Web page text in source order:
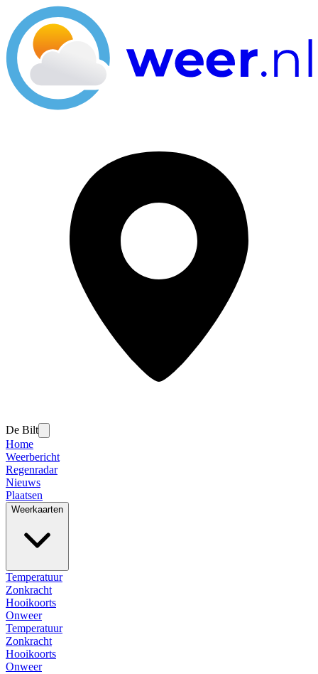
De Bilt
Home
Weerbericht
Regenradar
Nieuws
Plaatsen
Weerkaarten
Temperatuur
Zonkracht
Hooikoorts
Onweer
Temperatuur
Zonkracht
Hooikoorts
Onweer